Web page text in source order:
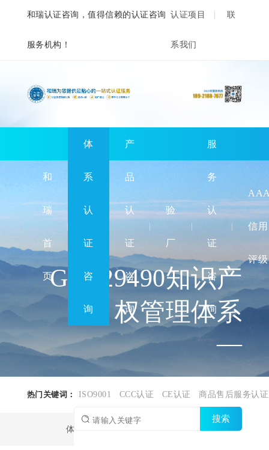
和瑞认证咨询，值得信赖的认证咨询
服务机构！
认证项目 联
系我们
和
瑞
首
页
体
系
认
证
咨
询
产
品
认
证
咨
询
验
厂
服
务
认
证
咨
询
信用
评级
GBT29490知识产
权管理体系
—
热门关键词： ISO9001 CCC认证 CE认证 商品售后服务认证
搜索
体